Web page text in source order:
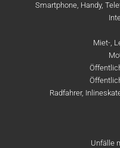
Smartphone, Handy,
Miet-,
Radfahrer,
Unfälle